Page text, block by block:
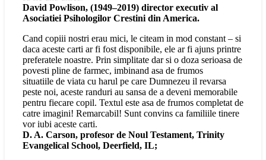
David Powlison, (1949–2019) director executiv al
Asociatiei Psihologilor Crestini din America.
Cand copiii nostri erau mici, le citeam in mod constant – si
daca aceste carti ar fi fost disponibile, ele ar fi ajuns printre
preferatele noastre. Prin simplitate dar si o doza serioasa de
povesti pline de farmec, imbinand asa de frumos
situatiile de viata cu harul pe care Dumnezeu il revarsa
peste noi, aceste randuri au sansa de a deveni memorabile
pentru fiecare copil. Textul este asa de frumos completat de
catre imagini! Remarcabil! Sunt convins ca familiile tinere
vor iubi aceste carti.
D. A. Carson, profesor de Noul Testament, Trinity
Evangelical School, Deerfield, IL;